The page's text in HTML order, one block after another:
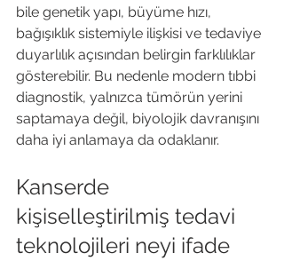
bile genetik yapı, büyüme hızı,
bağışıklık sistemiyle ilişkisi ve tedaviye
duyarlılık açısından belirgin farklılıklar
gösterebilir. Bu nedenle modern tıbbi
diagnostik, yalnızca tümörün yerini
saptamaya değil, biyolojik davranışını
daha iyi anlamaya da odaklanır.
Kanserde
kişiselleştirilmiş tedavi
teknolojileri neyi ifade